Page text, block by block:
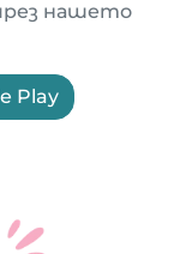
нашето
Play